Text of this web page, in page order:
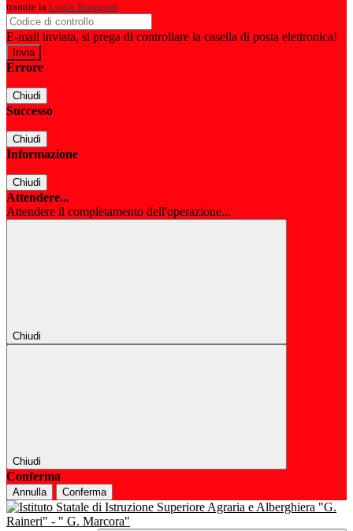
tramite la Login Spaggiari
E-mail inviata, si prega di controllare la casella di posta elettronica!
Errore
Chiudi
Successo
Chiudi
Informazione
Chiudi
Attendere...
Attendere il completamento dell'operazione...
Chiudi
Chiudi
Conferma
Annulla Conferma